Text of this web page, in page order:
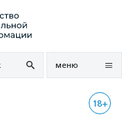
меню
18+